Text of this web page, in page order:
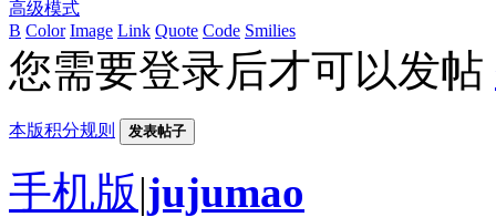
高级模式
B Color Image Link Quote Code Smilies
您需要登录后才可以发帖
本版积分规则 发表帖子
手机版|jujumao